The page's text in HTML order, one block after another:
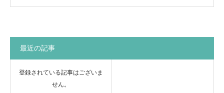
最近の記事
登録されている記事はございま
せん。